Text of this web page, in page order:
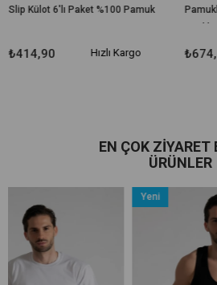
6'lı Paket %100 Pamuk
Hızlı Kargo
Pamuklu Slip
₺674,90
EN ÇOK ZIYARET
ÜRÜNLER